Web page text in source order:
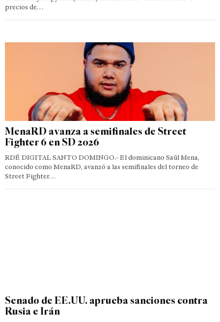
precios de…
MenaRD avanza a semifinales de Street
Fighter 6 en SD 2026
RDÉ DIGITAL SANTO DOMINGO.- El dominicano Saúl Mena,
conocido como MenaRD, avanzó a las semifinales del torneo de
Street Fighter…
Senado de EE.UU. aprueba sanciones contra
Rusia e Irán